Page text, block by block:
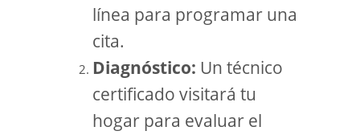
línea para programar una
cita.
Diagnóstico: Un técnico
certificado visitará tu
hogar para evaluar el